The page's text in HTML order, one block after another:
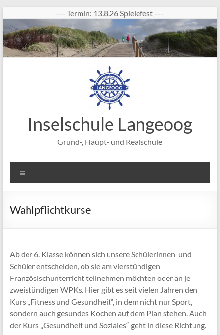
Inhalt
springen
--- Termin: 13.8.26 Spielefest ---
Inselschule Langeoog
Grund-, Haupt- und Realschule
Wahlpflichtkurse
Ab der 6. Klasse können sich unsere Schülerinnen und
Schüler entscheiden, ob sie am vierstündigen
Französischunterricht teilnehmen möchten oder an je
zweistündigen WPKs. Hier gibt es seit vielen Jahren den
Kurs „Fitness und Gesundheit“, in dem nicht nur Sport,
sondern auch gesundes Kochen auf dem Plan stehen. Auch
der Kurs „Gesundheit und Soziales“ geht in diese Richtung.